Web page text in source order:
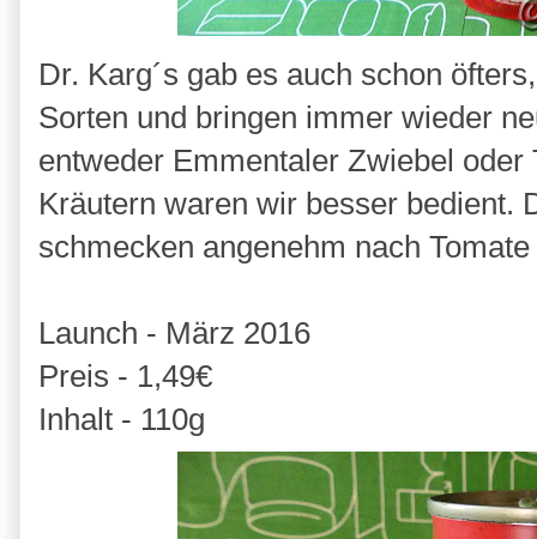
Dr. Karg´s gab es auch schon
Sorten und bringen immer wieder
entweder Emmentaler Zwiebel oder
Kräutern waren wir besser bedient.
schmecken angenehm nach
Launch - März 2016
Preis - 1,49€
Inhalt - 110g